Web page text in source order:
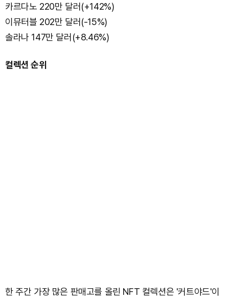
카르다노 220만 달러(+142%)
이뮤터블 202만 달러(-15%)
솔라나 147만 달러(+8.46%)
컬렉션 순위
한 주간 가장 많은 판매고를 올린 NFT 컬렉션은 '커트야드'이